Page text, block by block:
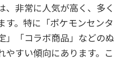
、非常に人気が高く、多く
す。特に「ポケモンセンタ
」「コラボ商品」などのぬ
やすい傾向にあります。こ